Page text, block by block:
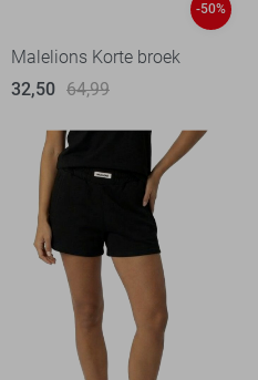
-50%
Malelions Korte broek
32,50 64,99